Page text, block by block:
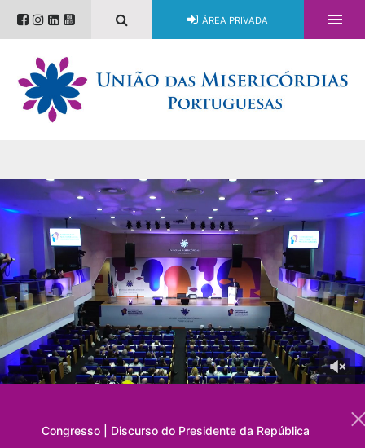
ÁREA PRIVADA 
Congresso | Discurso do Presidente da República